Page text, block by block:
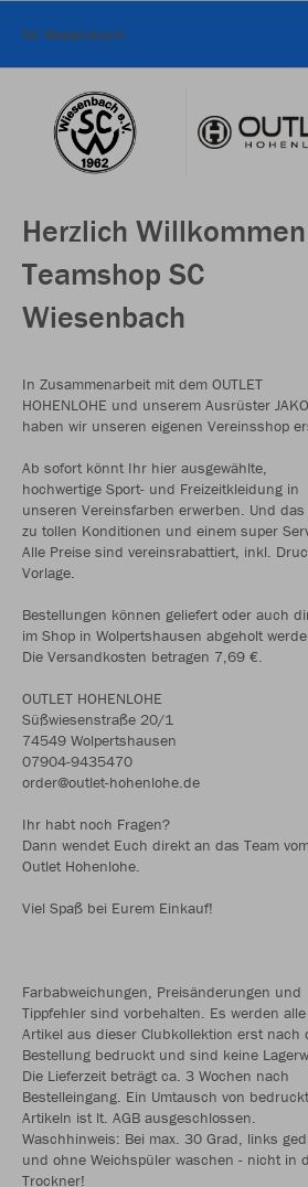
SC Wiesenbach
Herzlich
Teamshop SC
Wiesenbach
In Zusammenarbeit mit dem OUTLET
HOHENLOHE und unserem Ausrüster JAKO
haben wir unseren eigenen Vereinsshop
Ab sofort könnt Ihr hier ausgewählte,
hochwertige Sport- und Freizeitkleidung in
unseren Vereinsfarben erwerben. Und das
zu tollen Konditionen und einem super
Alle Preise sind vereinsrabattiert, inkl.
Vorlage.
Bestellungen können geliefert oder auch
im Shop in Wolpertshausen abgeholt
Die Versandkosten betragen 7,69 €.
OUTLET HOHENLOHE
Süßwiesenstraße 20/1
74549 Wolpertshausen
07904-9435470
order@outlet-hohenlohe.de
Ihr habt noch Fragen?
Dann wendet Euch direkt an das Team
Outlet Hohenlohe.
Viel Spaß bei Eurem Einkauf!
Farbabweichungen, Preisänderungen und
Tippfehler sind vorbehalten. Es werden alle
Artikel aus dieser Clubkollektion erst nach
Bestellung bedruckt und sind keine
Die Lieferzeit beträgt ca. 3 Wochen nach
Bestelleingang. Ein Umtausch von
Artikeln ist lt. AGB ausgeschlossen.
Waschhinweis: Bei max. 30 Grad, links
und ohne Weichspüler waschen - nicht in
Trockner!